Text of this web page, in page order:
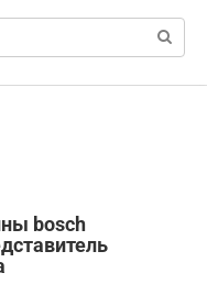
bosch